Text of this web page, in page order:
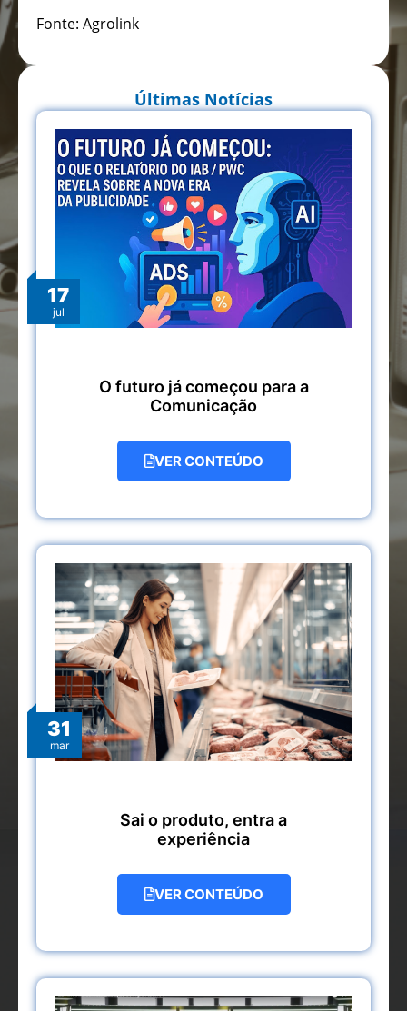
Fonte: Agrolink
Últimas Notícias
17
jul
O futuro já começou para a
Comunicação
VER CONTEÚDO
31
mar
Sai o produto, entra a
experiência
VER CONTEÚDO